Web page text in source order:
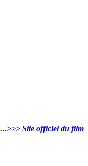
...>>> Site officiel du film